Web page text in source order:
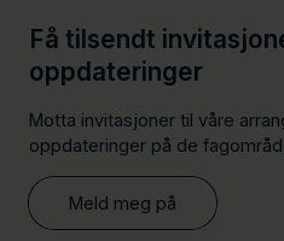
Få tilsendt
oppdateringer
Motta invitasjoner til våre
oppdateringer på de
Meld meg på